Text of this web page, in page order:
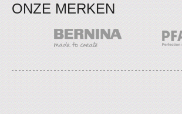
ONZE MERKEN